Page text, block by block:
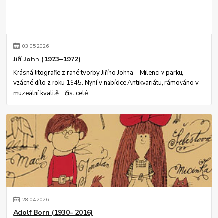
03.05.2026
Jiří John (1923–1972)
Krásná litografie z rané tvorby Jiřího Johna – Milenci v parku,
vzácné dílo z roku 1945. Nyní v nabídce Antikvariátu, rámováno v
muzeální kvalitě...číst celé
28.04.2026
Adolf Born (1930– 2016)